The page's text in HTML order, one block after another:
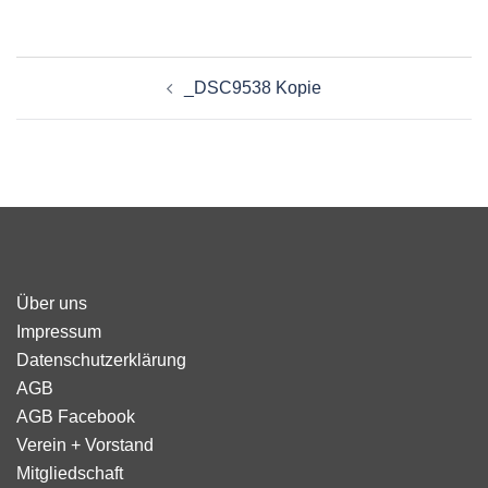
_DSC9538 Kopie
Über uns
Impressum
Datenschutzerklärung
AGB
AGB Facebook
Verein + Vorstand
Mitgliedschaft